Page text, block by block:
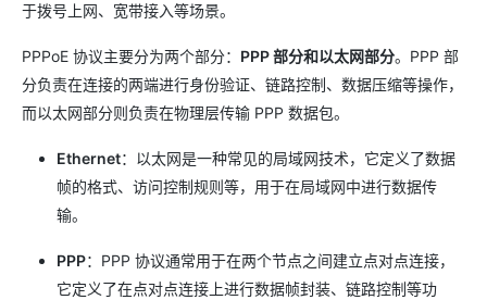
于拨号上网、宽带接入等场景。
PPPoE 协议主要分为两个部分： PPP 部分和以太网部分。PPP 部
分负责在连接的两端进行身份验证、链路控制、数据压缩等操作，
而以太网部分则负责在物理层传输 PPP 数据包。
Ethernet：以太网是一种常见的局域网技术，它定义了数据
帧的格式、访问控制规则等，用于在局域网中进行数据传
输。
PPP：PPP 协议通常用于在两个节点之间建立点对点连接，
它定义了在点对点连接上进行数据帧封装、链路控制等功